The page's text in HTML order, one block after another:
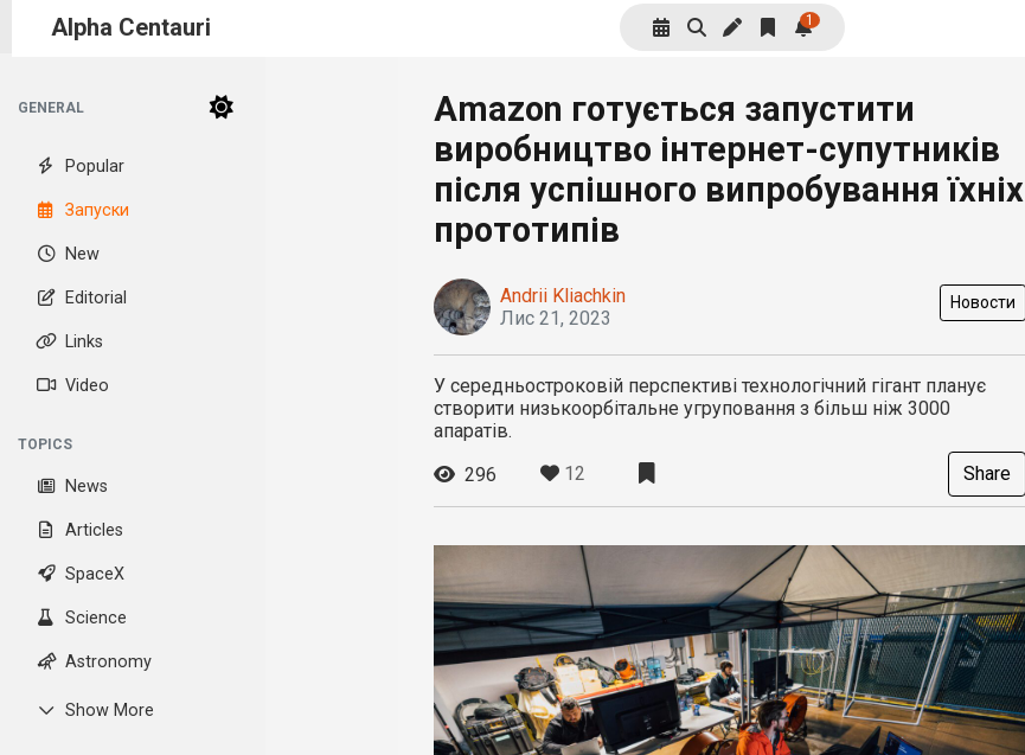
Alpha Centauri 1
GENERAL
Popular
Запуски
New
Editorial
Links
Video
TOPICS
News
Articles
SpaceX
Science
Astronomy
Show More
Amazon готується запустити
виробництво інтернет-супутників
після успішного випробування їхніх
прототипів
Andrii Kliachkin
Лис 21, 2023
Новости
У середньостроковій перспективі технологічний гігант планує
створити низькоорбітальне угруповання з більш ніж 3000
апаратів.
296
12 Share